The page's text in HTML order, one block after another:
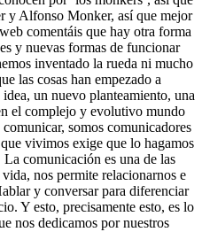
y Alfonso Monker, así que mejor
comentáis que hay otra forma
y nuevas formas de funcionar
inventado la rueda ni mucho
las cosas han empezado a
un nuevo planteamiento, una
el complejo y evolutivo mundo
somos comunicadores
vivimos exige que lo hagamos
comunicación es una de las
nos permite relacionarnos e
y conversar para diferenciar
Y esto, precisamente esto, es lo
nos dedicamos por nuestros